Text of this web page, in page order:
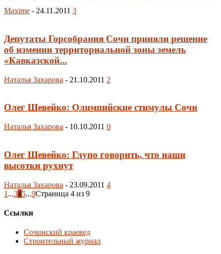
Maxime - 24.11.2011 3
Депутаты Горсобрания Сочи приняли решение
об измении территориальной зоны земель
«Кавказской...
Наталья Захарова - 21.10.2011 2
Олег Шевейко: Олимпийские стимулы Сочи
Наталья Захарова - 10.10.2011 0
Олег Шевейко: Глупо говорить, что наши
высотки рухнут
Наталья Захарова - 23.09.2011 4
1 ...345...9Страница 4 из 9
Ссылки
Сочинский краевед
Строительный журнал